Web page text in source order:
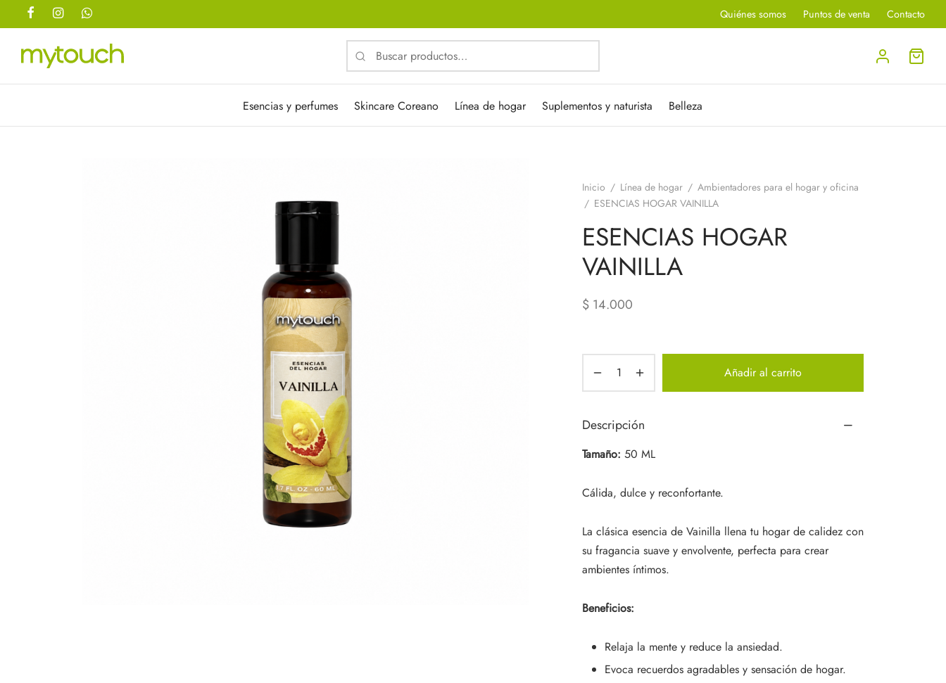
Quiénes somos Puntos de venta Contacto
por:
Esencias y perfumes Skincare Coreano Línea de hogar Suplementos y naturista Belleza
Inicio / Línea de hogar / Ambientadores para el hogar y oficina
/ ESENCIAS HOGAR VAINILLA
ESENCIAS HOGAR
VAINILLA
$ 14.000
Añadir al carrito
Descripción
Tamaño: 50 ML
Cálida, dulce y reconfortante.
La clásica esencia de Vainilla llena tu hogar de calidez con
su fragancia suave y envolvente, perfecta para crear
ambientes íntimos.
Beneficios:
Relaja la mente y reduce la ansiedad.
Evoca recuerdos agradables y sensación de hogar.